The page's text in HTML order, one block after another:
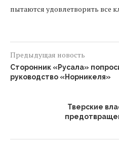
пытаются удовлетворить все
Предыдущая новость
Сторонник «Русала»
руководство «Норникеля»
Тверские